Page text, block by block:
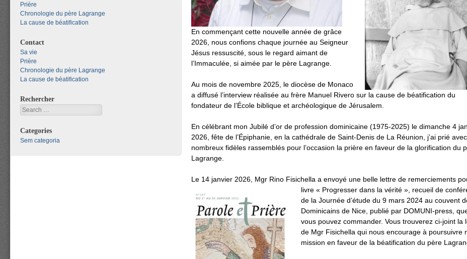
En commençant cette nouvelle année de grâce
2026, nous confions chaque journée au Seigneur
Jésus ressuscité, sous le regard aimant de
l’Immaculée, si aimée par le père Lagrange.
Au mois de novembre 2025, le diocèse de Monaco
a diffusé l’interview réalisée au frère Manuel Rivero sur la cause de béatification du
fondateur de l’École biblique et archéologique de Jérusalem.
En célébrant mon Jubilé d’or de profession dominicaine (1975-2025) le dimanche 4
2026, fête de l’Épiphanie, en la cathédrale de Saint-Denis de La Réunion, j’ai prié
nombreux fidèles rassemblés pour l’occasion la prière en faveur de la glorification du
Lagrange.
Le 14 janvier 2026, Mgr Rino Fisichella a envoyé une belle lettre de remerciements
livre « Progresser dans la vérité », recueil de
de la Journée d’étude du 9 mars 2024 au couvent
Dominicains de Nice, publié par DOMUNI-press,
vous pouvez commander. Vous trouverez ci-joint la
de Mgr Fisichella qui nous encourage à poursuivre
mission en faveur de la béatification du père
Prière
Chronologie du père Lagrange
La cause de béatification
Contact
Sa vie
Prière
Chronologie du père Lagrange
La cause de béatification
Rechercher
Search
Categories
Sem categoria